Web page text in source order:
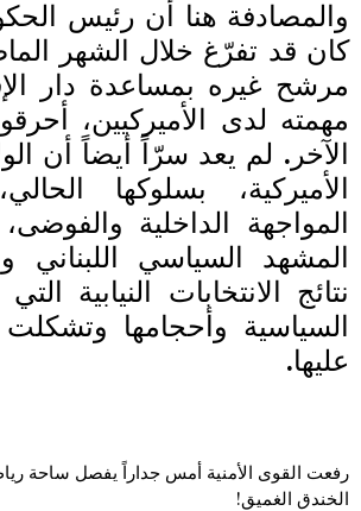
والمصادفة هنا أن رئيس
كان قد تفرّغ خلال الشهر
مرشح غيره بمساعدة دار
مهمته لدى الأميركيين،
الآخر. لم يعد سرّاً أيضاً أن
الأميركية، بسلوكها
المواجهة الداخلية
المشهد السياسي اللبناني
نتائج الانتخابات النيابية
السياسية وأحجامها وتشكلت
عليها.
رفعت القوى الأمنية أمس جداراً يفصل ساحة
الخندق الغميق!